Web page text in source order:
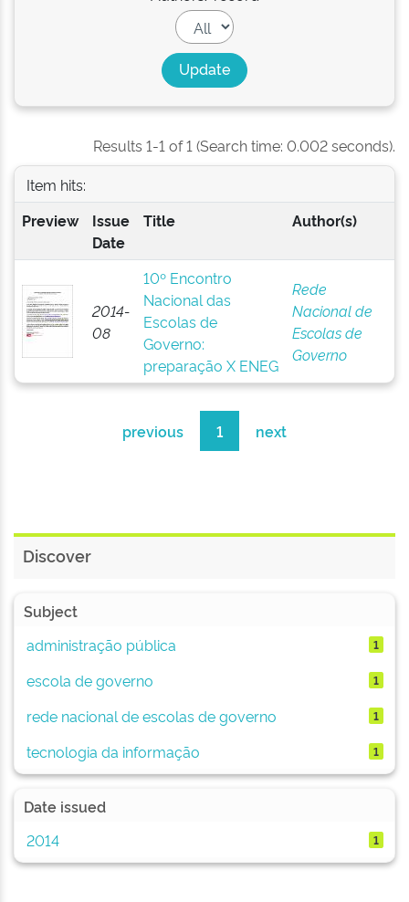
Results 1-1 of 1 (Search time: 0.002 seconds).
Item hits:
Preview
Issue
Date
Title Author(s)
2014-
08
10º Encontro
Nacional das
Escolas de
Governo:
preparação X ENEG
Rede
Nacional de
Escolas de
Governo
previous 1 next
Discover
Subject
administração pública
1
escola de governo 1
rede nacional de escolas de governo 1
tecnologia da informação 1
Date issued
2014
1